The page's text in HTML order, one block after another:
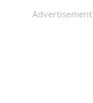
Advertisement